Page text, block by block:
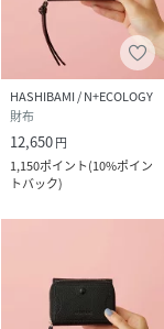
ポジティブに
新しいチャンス
引き寄せる石
をポジティブに
HASHIBAMI / N+ECOLOGY
財布
12,650円
1,150ポイント(10%ポイン
トバック)